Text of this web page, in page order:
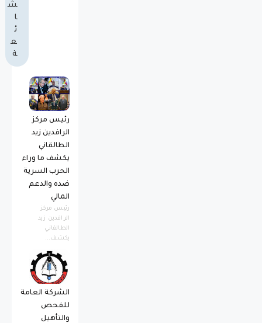
ش
ا
ئ
ع
ة
رئيس مركز
الرافدين زيد
الطالقاني
يكشف ما وراء
الحرب السرية
ضده والدعم
المالي
رئيس مركز
الرافدين زيد
الطالقاني
يكشف...
الشركة العامة
للفحص
والتأهيل